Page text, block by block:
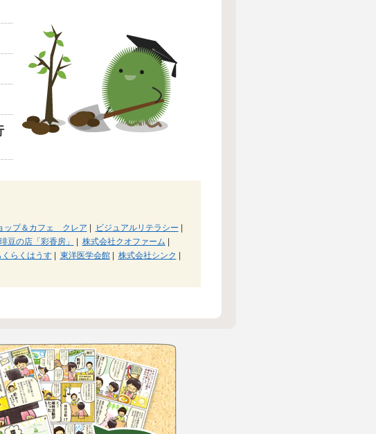
ップ＆カフェ クレア ビジュアルリテラシー
豆の店「彩香房」 株式会社クオファーム
くらくはうす| 東洋医学会館| 株式会社シンク